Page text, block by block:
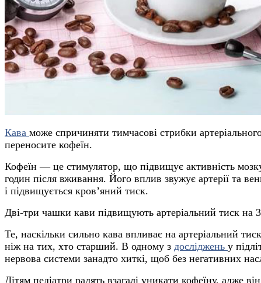
Кава може спричиняти тимчасові стрибки
переносите кофеїн.
Кофеїн—це стимулятор, що підвищує активність
годин після вживання. Його вплив звужує артерії та
і підвищується кров’яний тиск.
Дві-три чашки кави підвищують артеріальний тиск на
Те, наскільки сильно кава впливає на артеріальний
ніж на тих, хто старший. В одному з досліджень у
нервова системи занадто хиткі, щоб без негативних
Дітям педіатри радять взагалі уникати кофеїну, адже